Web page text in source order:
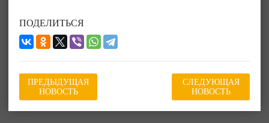
ПОДЕЛИТЬСЯ
ПРЕДЫДУЩАЯ
НОВОСТЬ
СЛЕДУЮЩАЯ
НОВОСТЬ